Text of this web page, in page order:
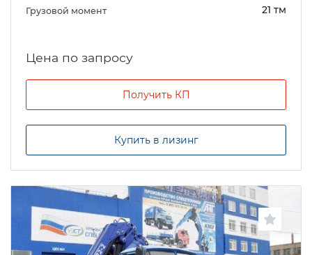
Грузовой момент
21 тм
Цена по запросу
Получить КП
Купить в лизинг